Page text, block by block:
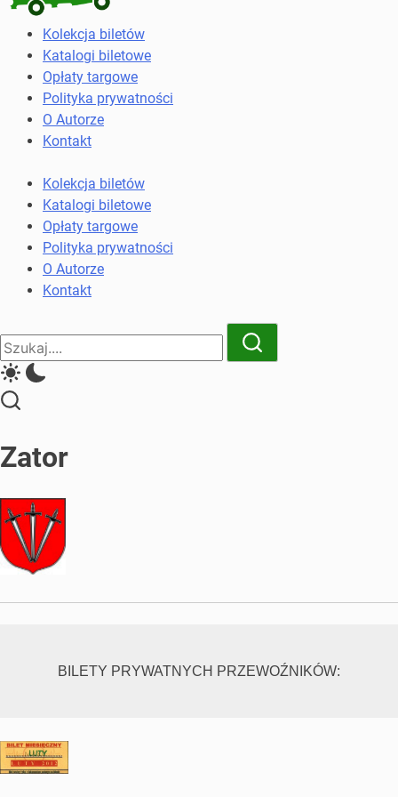
Kolekcja
biletów
komunikacji
miejskiej
kolejowych
Kolekcja biletów
Katalogi biletowe
Opłaty targowe
Polityka prywatności
O Autorze
Kontakt
Kolekcja biletów
Katalogi biletowe
Opłaty targowe
Polityka prywatności
O Autorze
Kontakt
Close
Search
Search
Zator
BILETY PRYWATNYCH PRZEWOŹNIKÓW: